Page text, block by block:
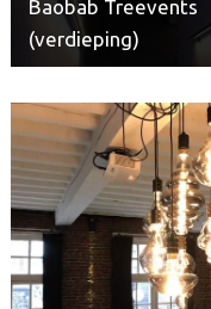
Baobab Treevents
(verdieping)